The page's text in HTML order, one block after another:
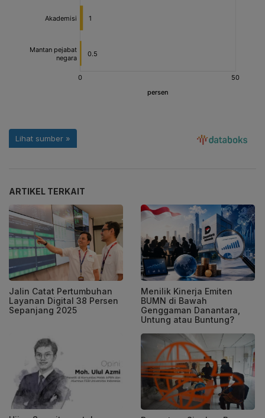
ARTIKEL TERKAIT
Jalin Catat Pertumbuhan
Layanan Digital 38 Persen
Sepanjang 2025
Menilik Kinerja Emiten
BUMN di Bawah
Genggaman Danantara,
Untung atau Buntung?